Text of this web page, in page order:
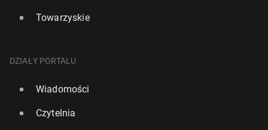
Towarzyskie
DZIAŁY PORTALU
Wiadomości
Czytelnia